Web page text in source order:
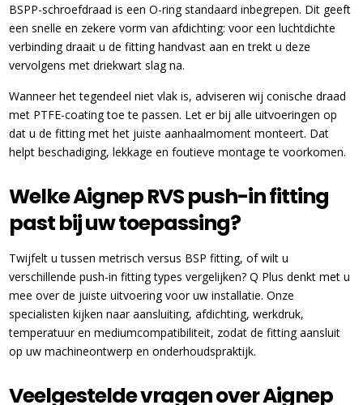
BSPP-schroefdraad is een O-ring standaard inbegrepen. Dit geeft
een snelle en zekere vorm van afdichting: voor een luchtdichte
verbinding draait u de fitting handvast aan en trekt u deze
vervolgens met driekwart slag na.
Wanneer het tegendeel niet vlak is, adviseren wij conische draad
met PTFE-coating toe te passen. Let er bij alle uitvoeringen op
dat u de fitting met het juiste aanhaalmoment monteert. Dat
helpt beschadiging, lekkage en foutieve montage te voorkomen.
Welke Aignep RVS push-in fitting
past bij uw toepassing?
Twijfelt u tussen metrisch versus BSP fitting, of wilt u
verschillende push-in fitting types vergelijken? Q Plus denkt met u
mee over de juiste uitvoering voor uw installatie. Onze
specialisten kijken naar aansluiting, afdichting, werkdruk,
temperatuur en mediumcompatibiliteit, zodat de fitting aansluit
op uw machineontwerp en onderhoudspraktijk.
Veelgestelde vragen over Aignep